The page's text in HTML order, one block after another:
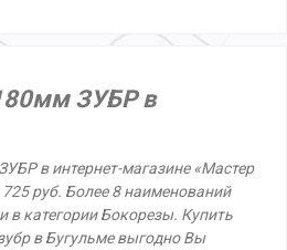
ЗУБР в
в интернет-магазине «Мастер
руб. Более 8 наименований
в категории Бокорезы. Купить
в Бугульме выгодно Вы